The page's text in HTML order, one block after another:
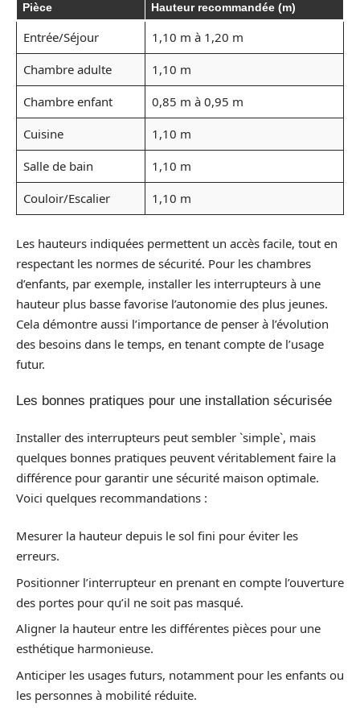
Pièce Hauteur recommandée (m)
Entrée/Séjour
1,10 m à 1,20 m
Chambre adulte
1,10 m
Chambre enfant
0,85 m à 0,95 m
Cuisine
1,10 m
Salle de bain
1,10 m
Couloir/Escalier
1,10 m
Les hauteurs indiquées permettent un accès facile, tout en
respectant les normes de sécurité. Pour les chambres
d’enfants, par exemple, installer les interrupteurs à une
hauteur plus basse favorise l’autonomie des plus jeunes.
Cela démontre aussi l’importance de penser à l’évolution
des besoins dans le temps, en tenant compte de l’usage
futur.
Les bonnes pratiques pour une installation sécurisée
Installer des interrupteurs peut sembler `simple`, mais
quelques bonnes pratiques peuvent véritablement faire la
différence pour garantir une sécurité maison optimale.
Voici quelques recommandations :
Mesurer la hauteur depuis le sol fini pour éviter les
erreurs.
Positionner l’interrupteur en prenant en compte l’ouverture
des portes pour qu’il ne soit pas masqué.
Aligner la hauteur entre les différentes pièces pour une
esthétique harmonieuse.
Anticiper les usages futurs, notamment pour les enfants ou
les personnes à mobilité réduite.